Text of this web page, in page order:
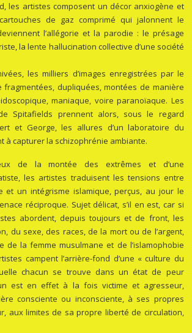
les artistes composent un décor anxiogène et
de gaz comprimé qui jalonnent le
l’allégorie et la parodie : le présage
la lente hallucination collective d’une société
les milliers d’images enregistrées par le
fragmentées, dupliquées, montées de manière
maniaque, voire paranoïaque. Les
Spitafields prennent alors, sous le regard
et George, les allures d’un laboratoire du
à capturer la schizophrénie ambiante.
de la montée des extrêmes et d’une
les artistes traduisent les tensions entre
et un intégrisme islamique, perçus, au jour le
réciproque. Sujet délicat, s’il en est, car si
abordent, depuis toujours et de front, les
du sexe, des races, de la mort ou de l’argent,
de la femme musulmane et de l’islamophobie
campent l’arrière-fond d’une « culture du
chacun se trouve dans un état de peur
est en effet à la fois victime et agresseur,
consciente ou inconsciente, à ses propres
aux limites de sa propre liberté de circulation,